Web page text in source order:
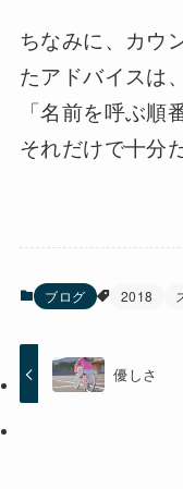
ちなみに、カウ
たアドバイスは、
「名前を呼ぶ順
それだけで十分
ブログ 2018
優しさ